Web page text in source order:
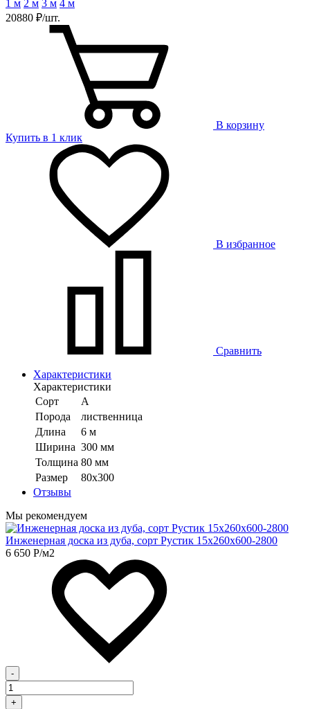
1 м 2 м 3 м 4 м
20880 ₽/шт.
В корзину
Купить в 1 клик
В избранное
Сравнить
Характеристики
Характеристики
Сорт
А
Порода
лиственница
Длина
6 м
Ширина 300 мм
Толщина 80 мм
Размер
80х300
Отзывы
Мы рекомендуем
Инженерная доска из дуба, сорт Рустик 15х260х600-2800
6 650 Р/м2
-
+